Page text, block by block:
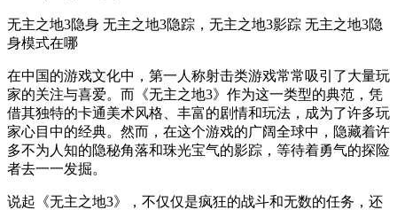
无主之地3隐身 无主之地3隐踪，无主之地3影踪 无主之地3隐
身模式在哪
在中国的游戏文化中，第一人称射击类游戏常常吸引了大量玩
家的关注与喜爱。而《无主之地3》作为这一类型的典范，凭
借其独特的卡通美术风格、丰富的剧情和玩法，成为了许多玩
家心目中的经典。然而，在这个游戏的广阔全球中，隐藏着许
多不为人知的隐秘角落和珠光宝气的影踪，等待着勇气的探险
者去一一发掘。
说起《无主之地3》，不仅仅是疯狂的战斗和无数的任务，还